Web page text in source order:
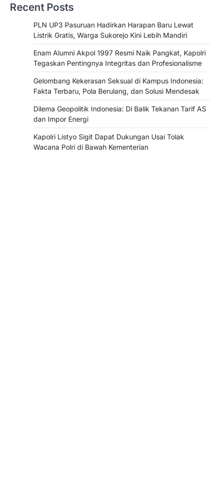
Recent Posts
PLN UP3 Pasuruan Hadirkan Harapan Baru Lewat
Listrik Gratis, Warga Sukorejo Kini Lebih Mandiri
Enam Alumni Akpol 1997 Resmi Naik Pangkat, Kapolri
Tegaskan Pentingnya Integritas dan Profesionalisme
Gelombang Kekerasan Seksual di Kampus Indonesia:
Fakta Terbaru, Pola Berulang, dan Solusi Mendesak
Dilema Geopolitik Indonesia: Di Balik Tekanan Tarif AS
dan Impor Energi
Kapolri Listyo Sigit Dapat Dukungan Usai Tolak
Wacana Polri di Bawah Kementerian